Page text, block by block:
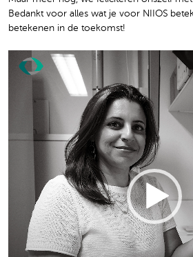
Bedankt voor alles wat je voor NIIOS
betekenen in de toekomst!
Video
Player